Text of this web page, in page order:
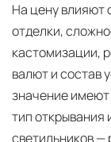
На цену влияют
отделки,
кастомизации,
валют и состав
значение
тип
светильников —